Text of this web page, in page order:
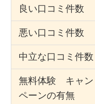
良い口コミ件数
悪い口コミ件数
中立な口コミ件数
無料体験 キャン
ペーンの有無